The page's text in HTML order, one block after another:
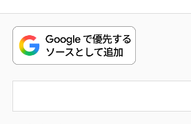
ビ
ゲ
ー
稿: